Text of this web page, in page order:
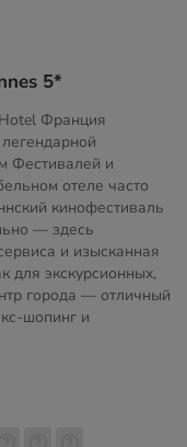
5*
Франция
Фестивалей и
отеле часто
кинофестиваль
— здесь
и изысканная
для экскурсионных,
города — отличный
шопинг и